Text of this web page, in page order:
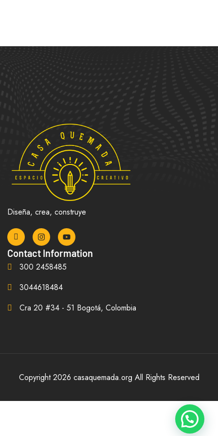
Diseña, crea, construye
Contact Information
300 2458485
3044618484
Cra 20 #34 - 51 Bogotá, Colombia
Copyright 2026 casaquemada.org All Rights Reserved